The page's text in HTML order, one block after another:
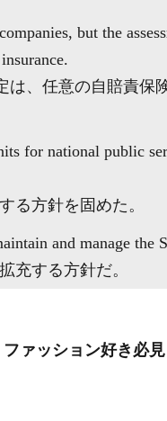
but the
は、任意の自賠責保
for national public
る方針を固めた。
and manage the
充する方針だ。
ァッション好き必見